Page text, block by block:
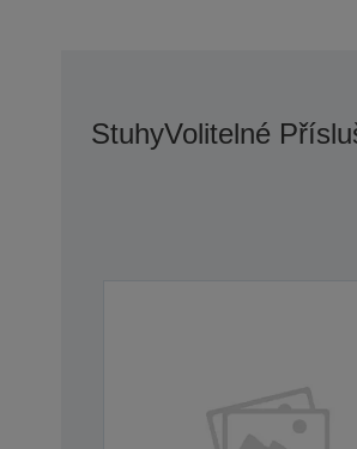
StuhyVolitelné